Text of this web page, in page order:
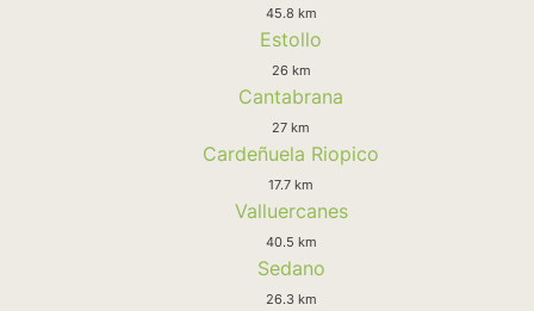
45.8 km
Estollo
26 km
Cantabrana
27 km
Cardeñuela Riopico
17.7 km
Valluercanes
40.5 km
Sedano
26.3 km